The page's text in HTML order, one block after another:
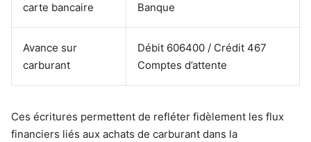
carte bancaire
Banque
Avance sur
carburant
Débit 606400 / Crédit 467
Comptes d’attente
Ces écritures permettent de refléter fidèlement les flux
financiers liés aux achats de carburant dans la